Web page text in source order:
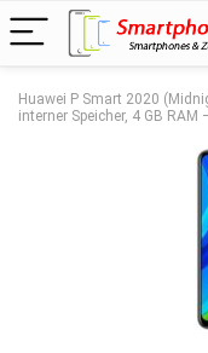
Huawei P Smart 2020
interner Speicher, 4 GB RAM